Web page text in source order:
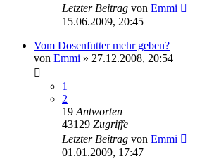
Letzter Beitrag von Emmi
15.06.2009, 20:45
Vom Dosenfutter mehr geben?
von Emmi » 27.12.2008, 20:54
1
2
19 Antworten
43129 Zugriffe
Letzter Beitrag von Emmi
01.01.2009, 17:47